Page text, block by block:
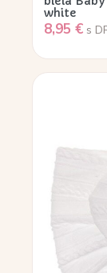
white
8,95 € s